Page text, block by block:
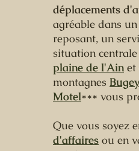
déplacements
agréable dans
reposant, un
situation
plaine de l'Ain et
montagnes Bugey
Motel*** vous
Que vous soyez
d'affaires ou en